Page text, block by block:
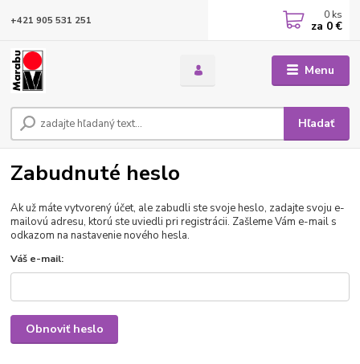
Menu
Hľadať
+421 905 531 251 0 ks
za 0 €
Zabudnuté heslo
Ak už máte vytvorený účet, ale zabudli ste svoje heslo, zadajte svoju e-
mailovú adresu, ktorú ste uviedli pri registrácii. Zašleme Vám e-mail s
odkazom na nastavenie nového hesla.
Váš e-mail:
Obnoviť heslo